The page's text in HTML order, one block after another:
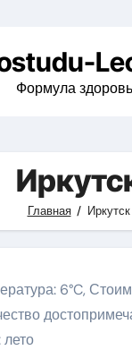
Формула
Главная Иркутск
6°C,